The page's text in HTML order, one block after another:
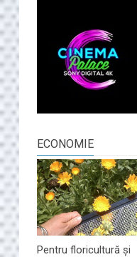
ECONOMIE
Pentru floricultură și